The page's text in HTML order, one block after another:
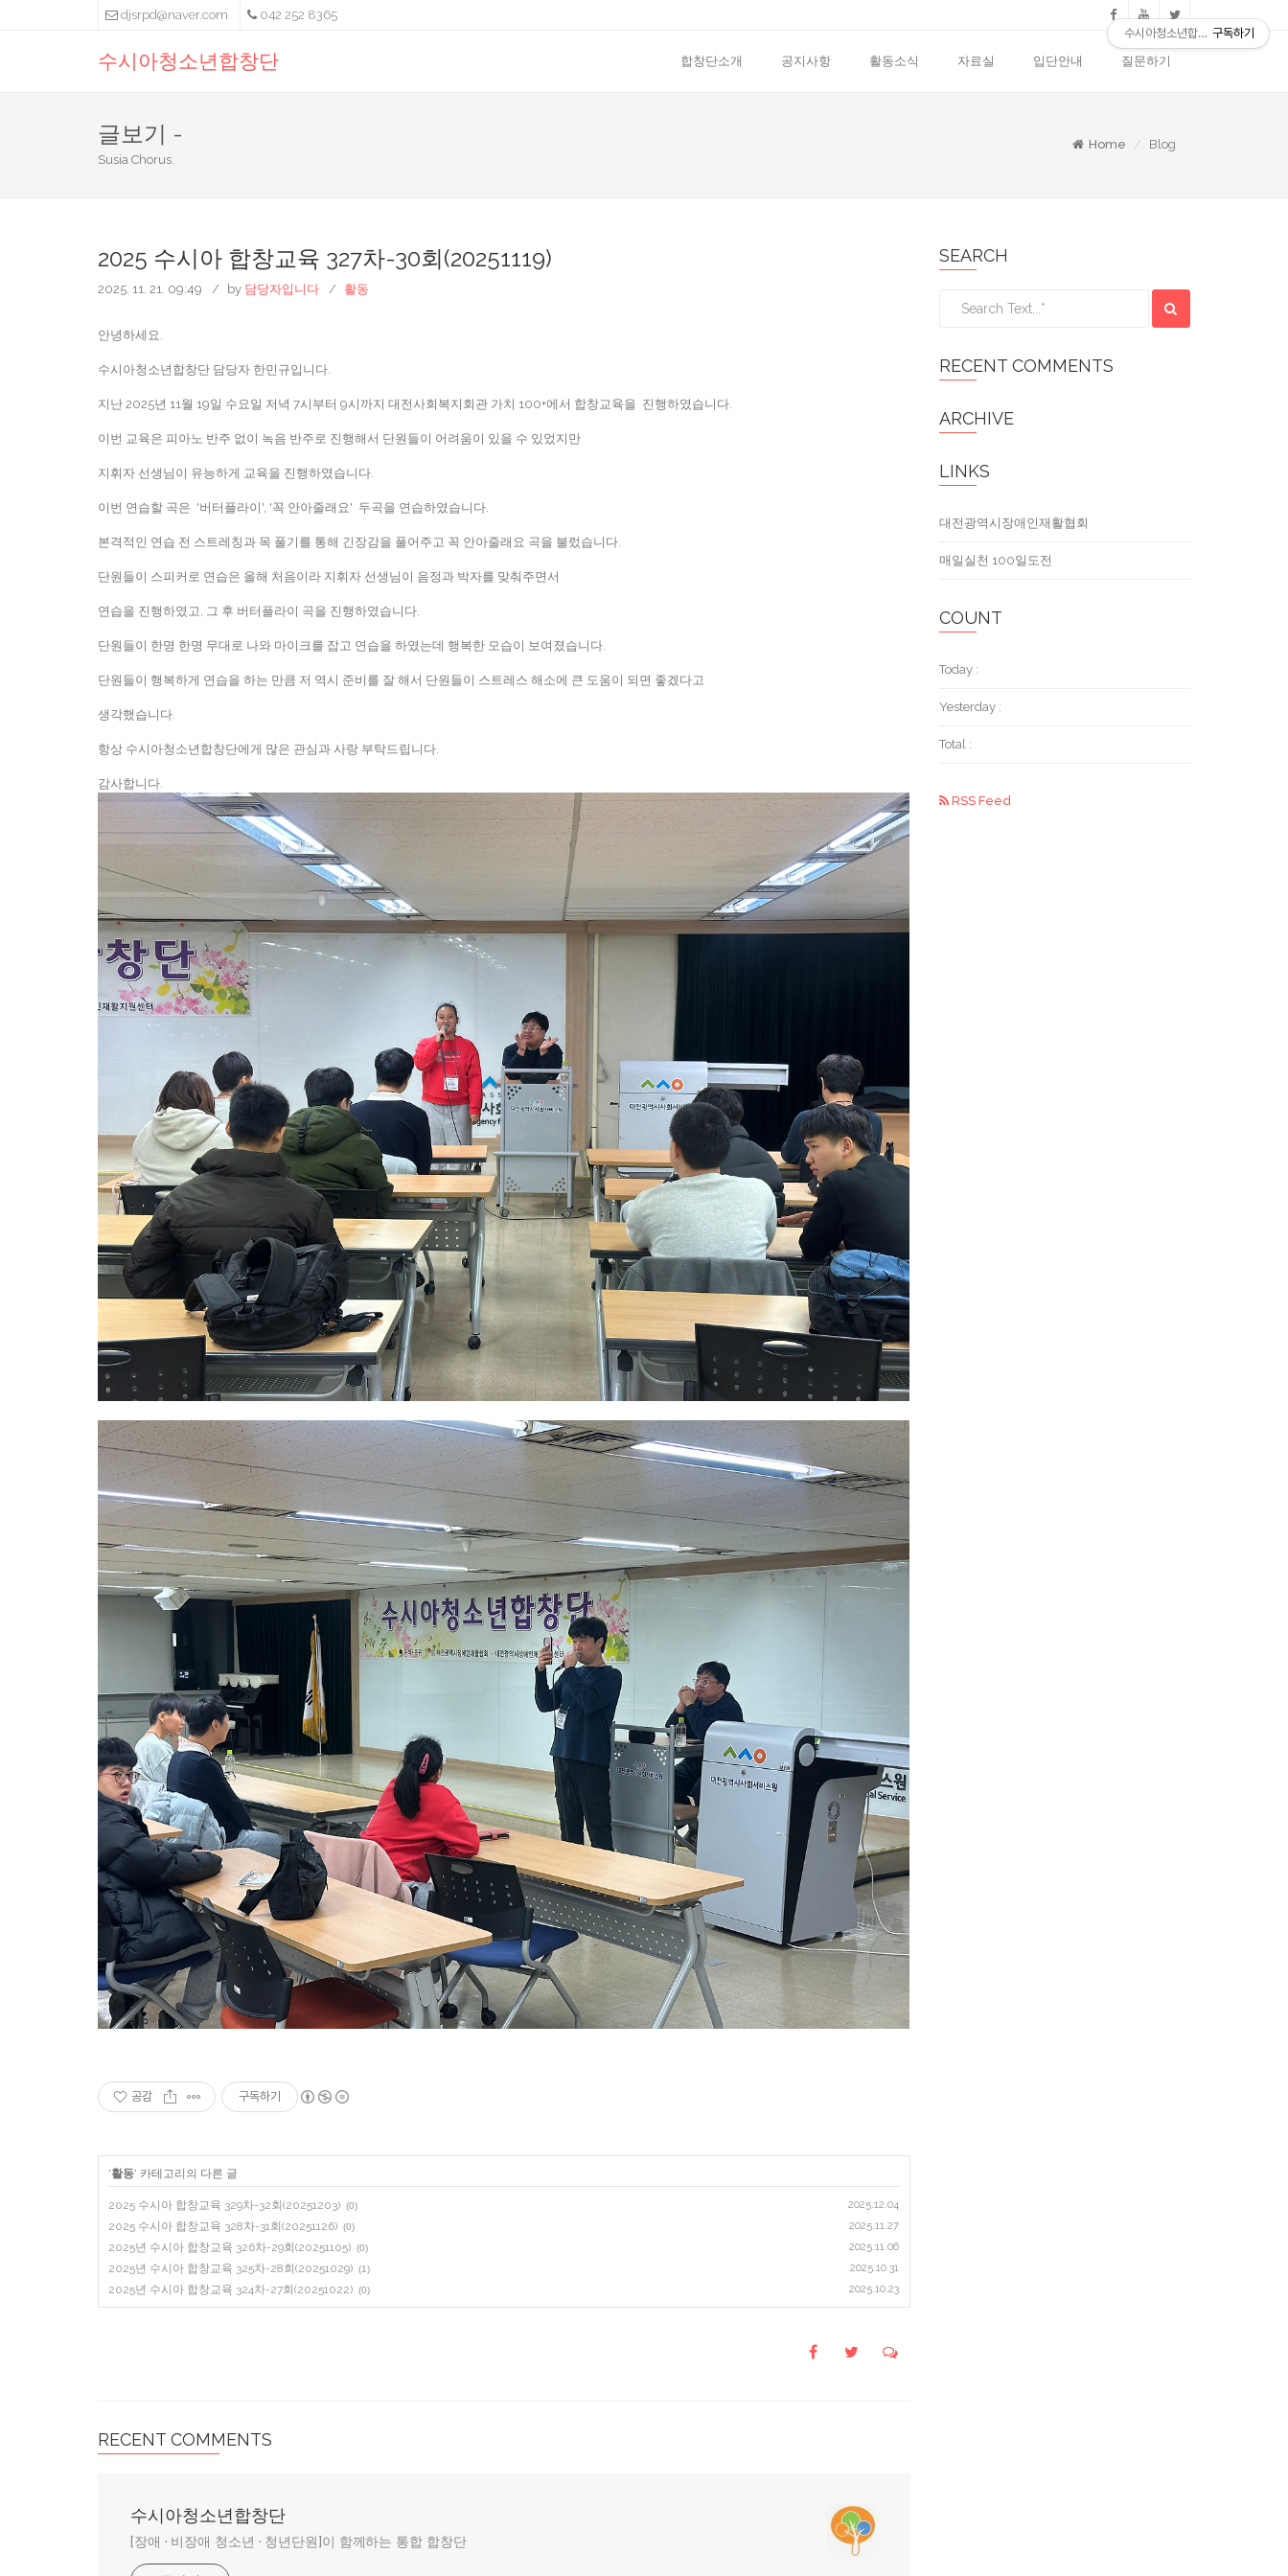
djsrpd@naver.com 042 252 8365
수시아청소년합창단 합창단소개 공지사항 활동소식 자료실 입단안내 질문하기
글보기 -
Susia Chorus.
Home Blog
2025 수시아 합창교육 327차-30회(20251119)
2025. 11. 21. 09:49 by 담당자입니다 활동
안녕하세요.
수시아청소년합창단 담당자 한민규입니다.
지난 2025년 11월 19일 수요일 저녁 7시부터 9시까지 대전사회복지회관 가치 100+에서 합창교육을 진행하였습니다.
이번 교육은 피아노 반주 없이 녹음 반주로 진행해서 단원들이 어려움이 있을 수 있었지만
지휘자 선생님이 유능하게 교육을 진행하였습니다.
이번 연습할 곡은 '버터플라이', '꼭 안아줄래요' 두곡을 연습하였습니다.
본격적인 연습 전 스트레칭과 목 풀기를 통해 긴장감을 풀어주고 꼭 안아줄래요 곡을 불렀습니다.
단원들이 스피커로 연습은 올해 처음이라 지휘자 선생님이 음정과 박자를 맞춰주면서
연습을 진행하였고, 그 후 버터플라이 곡을 진행하였습니다.
단원들이 한명 한명 무대로 나와 마이크를 잡고 연습을 하였는데 행복한 모습이 보여졌습니다.
단원들이 행복하게 연습을 하는 만큼 저 역시 준비를 잘 해서 단원들이 스트레스 해소에 큰 도움이 되면 좋겠다고
생각했습니다.
항상 수시아청소년합창단에게 많은 관심과 사랑 부탁드립니다.
감사합니다.
공감 구독하기
'활동' 카테고리의 다른 글
2025 수시아 합창교육 329차-32회(20251203) (0) 2025.12.04
2025 수시아 합창교육 328차-31회(20251126) (0) 2025.11.27
2025년 수시아 합창교육 326차-29회(20251105) (0) 2025.11.06
2025년 수시아 합창교육 325차-28회(20251029) (1) 2025.10.31
2025년 수시아 합창교육 324차-27회(20251022) (0) 2025.10.23
RECENT COMMENTS
수시아청소년합창단
[장애 · 비장애 청소년 · 청년단원]이 함께하는 통합 합창단
SEARCH
RECENT COMMENTS
ARCHIVE
LINKS
대전광역시장애인재활협회
매일실천 100일도전
COUNT
Today :
Yesterday :
Total :
RSS Feed
수시아청소년합창단구독하기